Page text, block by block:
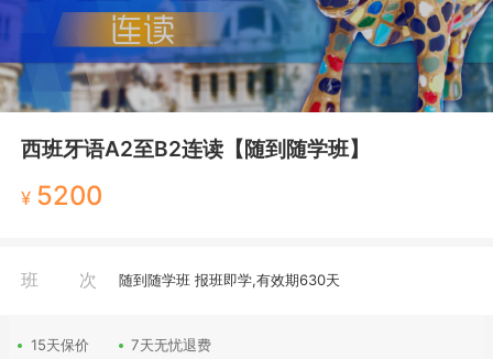
西班牙语A2至B2连读【随到随学班】
¥ 5200
班次 随到随学班 报班即学,有效期630天
15天保价 7天无忧退费